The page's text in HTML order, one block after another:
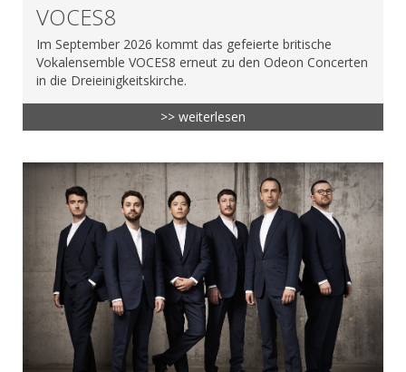
VOCES8
Im September 2026 kommt das gefeierte britische
Vokalensemble VOCES8 erneut zu den Odeon Concerten
in die Dreieinigkeitskirche.
>> weiterlesen